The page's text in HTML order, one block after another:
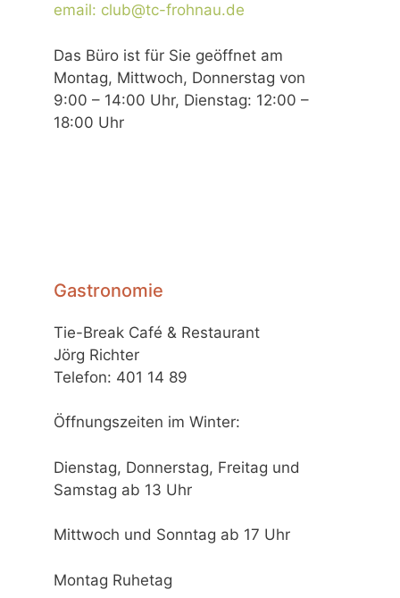
email: club@tc-frohnau.de
Das Büro ist für Sie geöffnet am
Montag, Mittwoch, Donnerstag von
9:00 – 14:00 Uhr, Dienstag: 12:00 –
18:00 Uhr
Gastronomie
Tie-Break Café & Restaurant
Jörg Richter
Telefon: 401 14 89
Öffnungszeiten im Winter:
Dienstag, Donnerstag, Freitag und
Samstag ab 13 Uhr
Mittwoch und Sonntag ab 17 Uhr
Montag Ruhetag